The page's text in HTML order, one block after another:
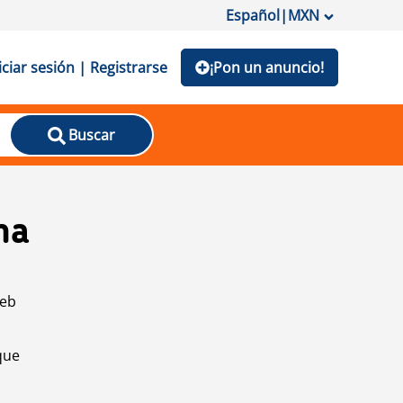
Español|MXN
sesión | Registrarse ¡Pon un anuncio!
Buscar